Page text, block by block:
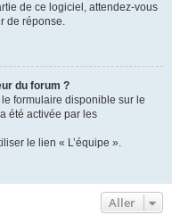
de ce logiciel, attendez-vous
de réponse.
du forum ?
formulaire disponible sur le
été activée par les
le lien « L’équipe ».
Aller